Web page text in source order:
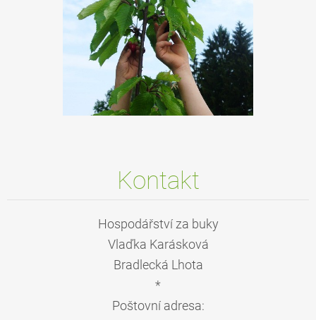
Kontakt
Hospodářství za buky
Vlaďka Karásková
Bradlecká Lhota
*
Poštovní adresa: